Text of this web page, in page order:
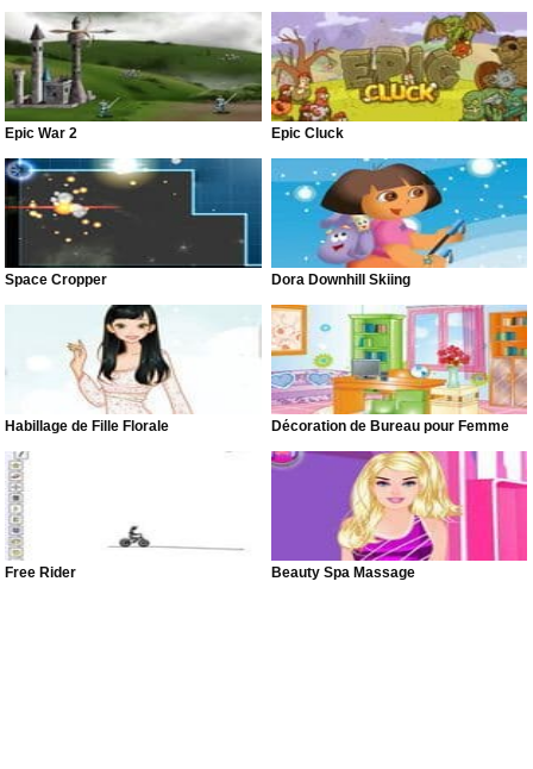
Epic War 2 Epic Cluck
Space Cropper Dora Downhill Skiing
Habillage de Fille Florale Décoration de Bureau pour Femme
Free Rider Beauty Spa Massage